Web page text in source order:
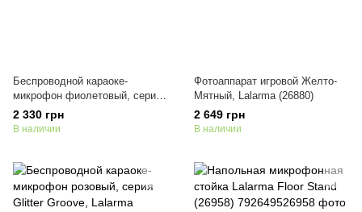
Беспроводной караоке-
микрофон фиолетовый, серия
Glitter Groove, Lalarma (26866)
2 330 грн
В наличии
Фотоаппарат игровой Желто-
Мятный, Lalarma (26880)
2 649 грн
В наличии